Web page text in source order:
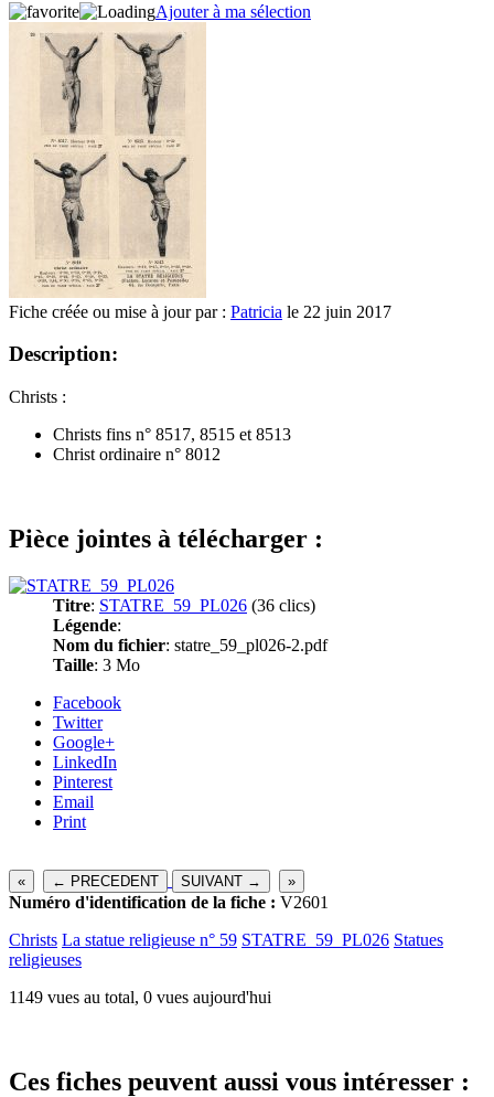
Ajouter à ma sélection
Fiche créée ou mise à jour par : Patricia le 22 juin 2017
Description:
Christs :
Christs fins n° 8517, 8515 et 8513
Christ ordinaire n° 8012
Pièce jointes à télécharger :
Titre: STATRE_59_PL026 (36 clics)
Légende:
Nom du fichier: statre_59_pl026-2.pdf
Taille: 3 Mo
Facebook
Twitter
Google+
LinkedIn
Pinterest
Email
Print
« ← PRECEDENT SUIVANT → »
Numéro d'identification de la fiche : V2601
Christs La statue religieuse n° 59 STATRE_59_PL026 Statues
religieuses
1149 vues au total, 0 vues aujourd'hui
Ces fiches peuvent aussi vous intéresser :